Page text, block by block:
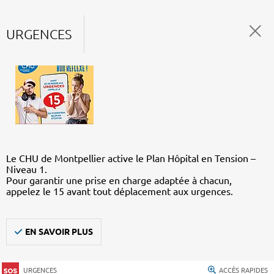
URGENCES
Le CHU de Montpellier active le Plan Hôpital en Tension –
Niveau 1.
Pour garantir une prise en charge adaptée à chacun,
appelez le 15 avant tout déplacement aux urgences.
EN SAVOIR PLUS
URGENCES ACCÈS RAPIDES